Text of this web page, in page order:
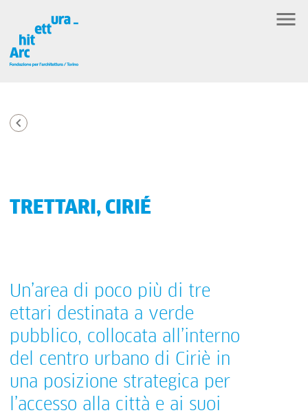
TRETTARI, CIRIÉ
Un’area di poco più di tre
ettari destinata a verde
pubblico, collocata all’interno
del centro urbano di Ciriè in
una posizione strategica per
l’accesso alla città e ai suoi